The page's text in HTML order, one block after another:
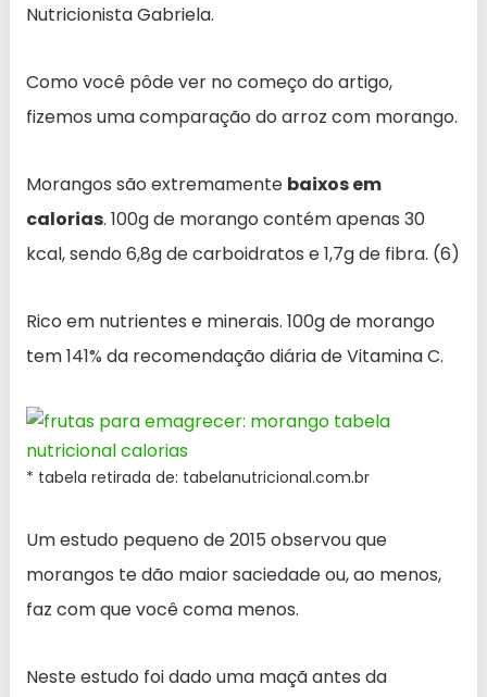
Nutricionista Gabriela.
Como você pôde ver no começo do artigo,
fizemos uma comparação do arroz com morango.
Morangos são extremamente baixos em
calorias. 100g de morango contém apenas 30
kcal, sendo 6,8g de carboidratos e 1,7g de fibra. (6)
Rico em nutrientes e minerais. 100g de morango
tem 141% da recomendação diária de Vitamina C.
* tabela retirada de: tabelanutricional.com.br
Um estudo pequeno de 2015 observou que
morangos te dão maior saciedade ou, ao menos,
faz com que você coma menos.
Neste estudo foi dado uma maçã antes da